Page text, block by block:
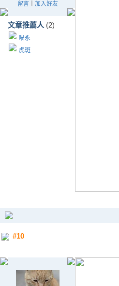
留言｜ 加入好友
文章推薦人 (2)
喵永
虎斑.
#10